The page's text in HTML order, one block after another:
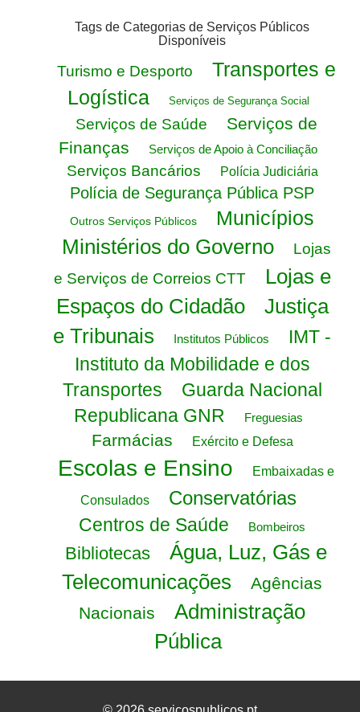
Tags de Categorias de Serviços Públicos
Disponíveis
Turismo e Desporto
Transportes e
Logística
Serviços de Segurança Social
Serviços de Saúde
Serviços de
Finanças
Serviços de Apoio à Conciliação
Serviços Bancários Polícia Judiciária
Polícia de Segurança Pública PSP
Outros Serviços Públicos Municípios
Ministérios do Governo
Lojas
e Serviços de Correios CTT
Lojas e
Espaços do Cidadão
Justiça
e Tribunais
Institutos Públicos
IMT -
Instituto da Mobilidade e dos
Transportes
Guarda Nacional
Republicana GNR
Freguesias
Farmácias Exército e Defesa
Escolas e Ensino Embaixadas e
Consulados Conservatórias
Centros de Saúde Bombeiros
Bibliotecas
Água, Luz, Gás e
Telecomunicações
Agências
Nacionais
Administração
Pública